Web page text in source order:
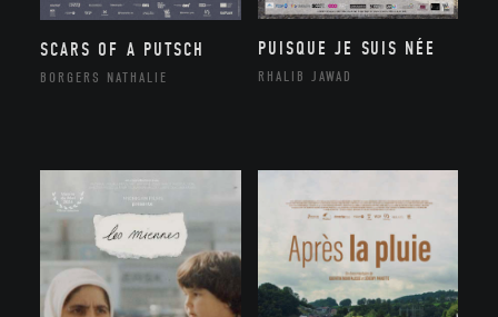
SCARS OF A PUTSCH
BORGERS NATHALIE
PUISQUE JE SUIS NÉE
RHALIB JAWAD